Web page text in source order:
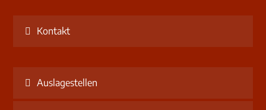
Kontakt
Auslagestellen